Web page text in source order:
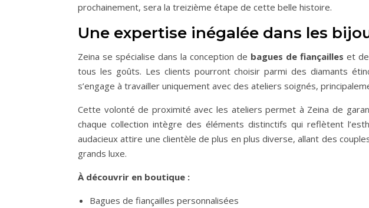
prochainement, sera la treizième étape de cette belle histoire.
Une expertise inégalée dans les
Zeina se spécialise dans la conception de bagues de fiançailles et de
tous les goûts. Les clients pourront choisir parmi des diamants
s’engage à travailler uniquement avec des ateliers soignés,
Cette volonté de proximité avec les ateliers permet à Zeina de
chaque collection intègre des éléments distinctifs qui reflètent
audacieux attire une clientèle de plus en plus diverse, allant des
grands luxe.
À découvrir en boutique :
Bagues de fiançailles personnalisées